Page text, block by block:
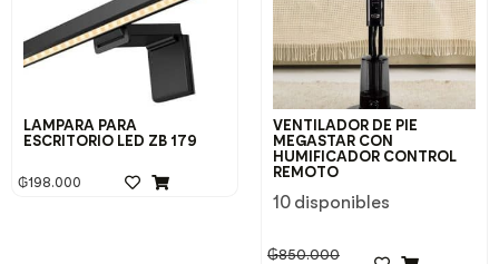
LAMPARA PARA
ESCRITORIO LED ZB 179
₲198.000
VENTILADOR DE PIE
MEGASTAR CON
HUMIFICADOR CONTROL
REMOTO
10 disponibles
₲850.000